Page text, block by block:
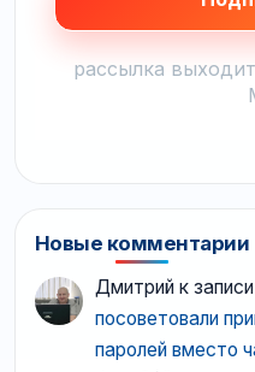
рассылка
Новые комментарии
Дмитрий к записи
посоветовали
паролей вместо